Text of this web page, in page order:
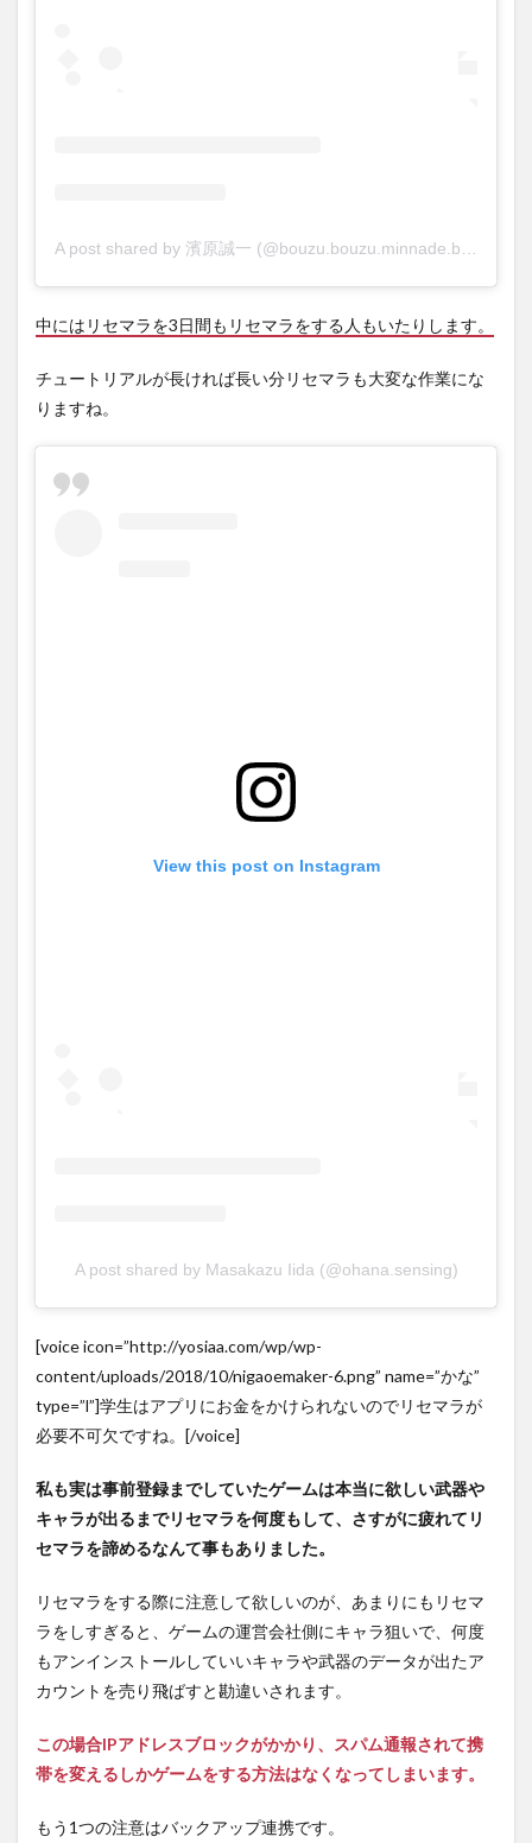
A post shared by 濱原誠一 (@bouzu.bouzu.minnade.bouzu)
中にはリセマラを3日間もリセマラをする人もいたりします。
チュートリアルが長ければ長い分リセマラも大変な作業にな
りますね。
View this post on Instagram
A post shared by Masakazu Iida (@ohana.sensing)
[voice icon=”http://yosiaa.com/wp/wp-
content/uploads/2018/10/nigaoemaker-6.png” name=”かな”
type=”l”]学生はアプリにお金をかけられないのでリセマラが
必要不可欠ですね。[/voice]
私も実は事前登録までしていたゲームは本当に欲しい武器や
キャラが出るまでリセマラを何度もして、さすがに疲れてリ
セマラを諦めるなんて事もありました。
リセマラをする際に注意して欲しいのが、あまりにもリセマ
ラをしすぎると、ゲームの運営会社側にキャラ狙いで、何度
もアンインストールしていいキャラや武器のデータが出たア
カウントを売り飛ばすと勘違いされます。
この場合IPアドレスブロックがかかり、スパム通報されて携
帯を変えるしかゲームをする方法はなくなってしまいます。
もう1つの注意はバックアップ連携です。